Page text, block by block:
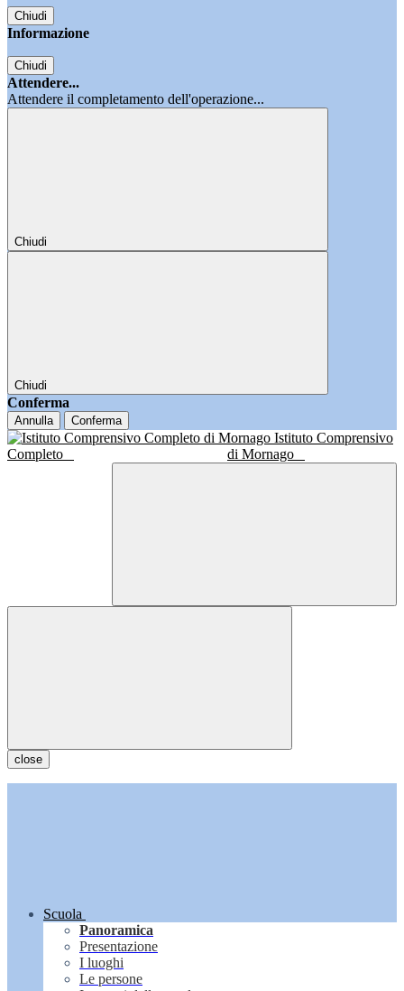
Chiudi
Informazione
Chiudi
Attendere...
Attendere il completamento dell'operazione...
Chiudi
Chiudi
Conferma
Annulla Conferma
Istituto Comprensivo
Completo
di Mornago
close
Scuola
Panoramica
Presentazione
I luoghi
Le persone